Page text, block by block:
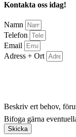
Kontakta oss idag!
Namn
Telefon
Email
Adress + Ort
Beskriv ert behov,
Bifoga gärna
Skicka